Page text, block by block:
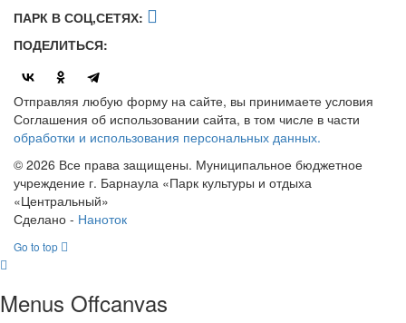
ПАРК В СОЦ,СЕТЯХ:
ПОДЕЛИТЬСЯ:
Отправляя любую форму на сайте, вы принимаете условия
Соглашения об использовании сайта, в том числе в части
обработки и использования персональных данных.
© 2026 Все права защищены. Муниципальное бюджетное
учреждение г. Барнаула «Парк культуры и отдыха
«Центральный»
Сделано - Наноток
Go to top
Menus Offcanvas